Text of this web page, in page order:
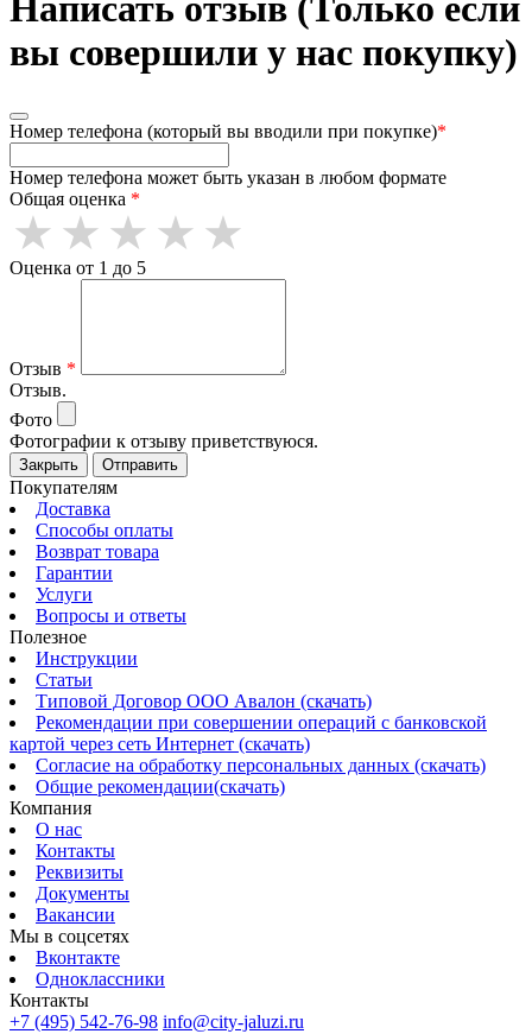
вы совершили у нас покупку)
Номер телефона (который вы вводили при покупке)*
Номер телефона может быть указан в любом формате
Общая оценка *
Оценка от 1 до 5
Отзыв *
Отзыв.
Фото
Фотографии к отзыву приветствуюся.
Закрыть Отправить
Покупателям
Доставка
Способы оплаты
Возврат товара
Гарантии
Услуги
Вопросы и ответы
Полезное
Инструкции
Статьи
Типовой Договор ООО Авалон (скачать)
Рекомендации при совершении операций с банковской
картой через сеть Интернет (скачать)
Согласие на обработку персональных данных (скачать)
Общие рекомендации(скачать)
Компания
О нас
Контакты
Реквизиты
Документы
Вакансии
Мы в соцсетях
Вконтакте
Одноклассники
Контакты
+7 (495) 542-76-98 info@city-jaluzi.ru